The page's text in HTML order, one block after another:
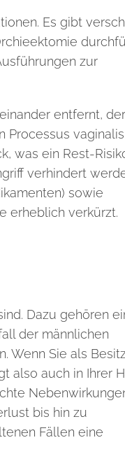
Es gibt
zur
entfernt, der
Processus
was ein Rest-
verhindert
sowie
erheblich verkürzt.
Dazu gehören
der männlichen
Wenn Sie als
also auch in Ihrer
bis hin zu
Fällen eine